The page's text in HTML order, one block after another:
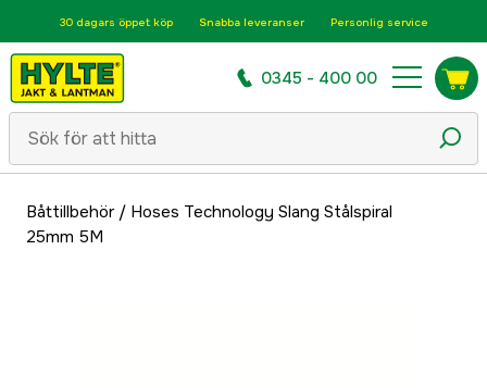
30 dagars öppet köp Snabba leveranser Personlig service
0345 - 400 00
Båttillbehör/ Hoses Technology Slang Stålspiral
25mm 5M